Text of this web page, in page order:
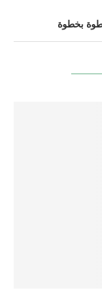
بخطوة